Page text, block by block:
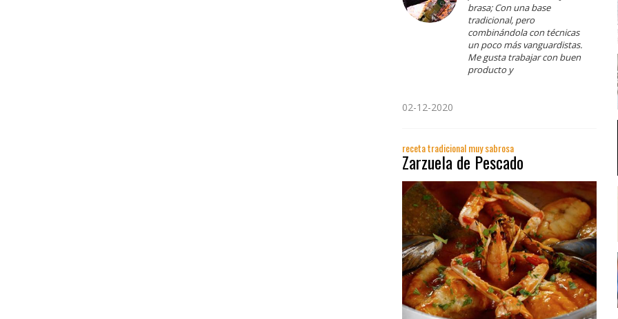
brasa; Con una base
tradicional, pero
combinándola con técnicas
un poco más vanguardistas.
Me gusta trabajar con buen
producto y
02-12-2020
receta tradicional muy sabrosa
Zarzuela de Pescado